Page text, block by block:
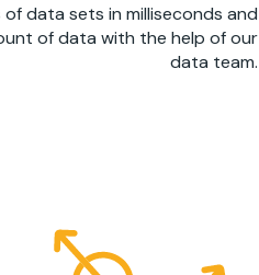
data sets in milliseconds and
of data with the help of our
data team.